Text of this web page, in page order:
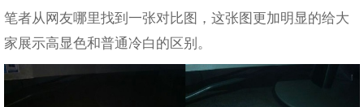
笔者从网友哪里找到一张对比图，这张图更加明显的给大
家展示高显色和普通冷白的区别。